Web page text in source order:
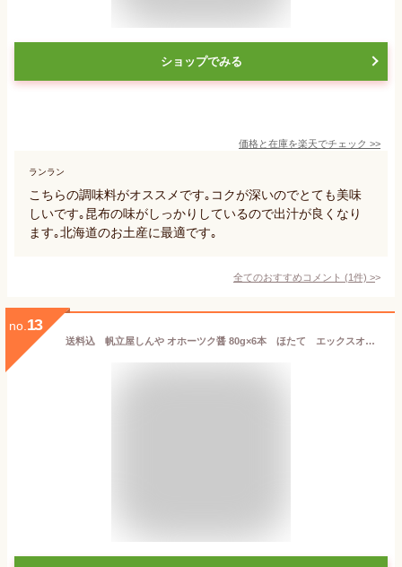
ショップでみる
価格と在庫を楽天でチェック >>
ランラン
こちらの調味料がオススメです｡コクが深いのでとても美味
しいです｡昆布の味がしっかりしているので出汁が良くなり
ます｡北海道のお土産に最適です｡
全てのおすすめコメント (1件) >
no. 13
送料込 帆立屋しんや オホーツク醤 80g×6本 ほたて エックスオー XO ジャン 醤 北海道 限定 お土産 お取り寄せ プレゼント オホーツクジャン オホーツクじゃん